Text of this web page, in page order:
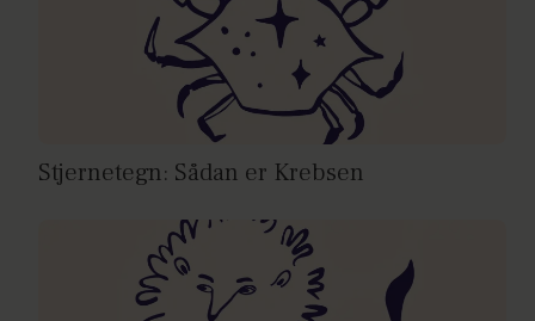
Stjernetegn: Sådan er Krebsen